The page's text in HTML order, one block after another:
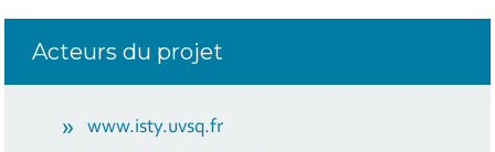
Acteurs du projet
www.isty.uvsq.fr